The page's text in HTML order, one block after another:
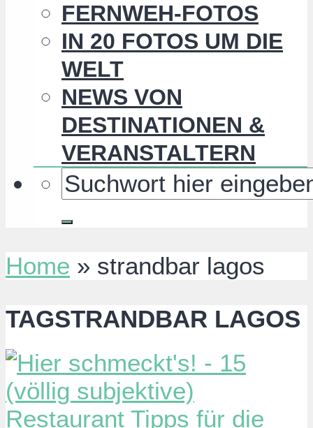
FERNWEH-FOTOS
IN 20 FOTOS UM DIE
WELT
NEWS VON
DESTINATIONEN &
VERANSTALTERN
Home » strandbar lagos
TAGSTRANDBAR LAGOS